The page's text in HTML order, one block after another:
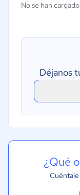
No se han
Déjanos
¿Qué
Cuéntale